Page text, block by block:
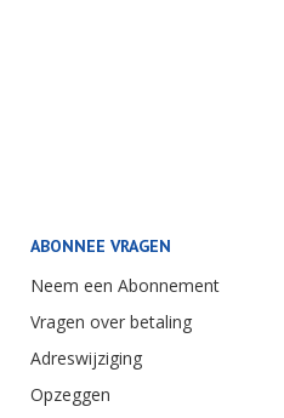
ABONNEE VRAGEN
Neem een Abonnement
Vragen over betaling
Adreswijziging
Opzeggen